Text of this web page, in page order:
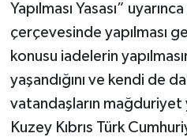
Yapılması Yasası”
çerçevesinde yapılması
konusu iadelerin
yaşandığını ve kendi de
vatandaşların mağduriyet
Kuzey Kıbrıs Türk